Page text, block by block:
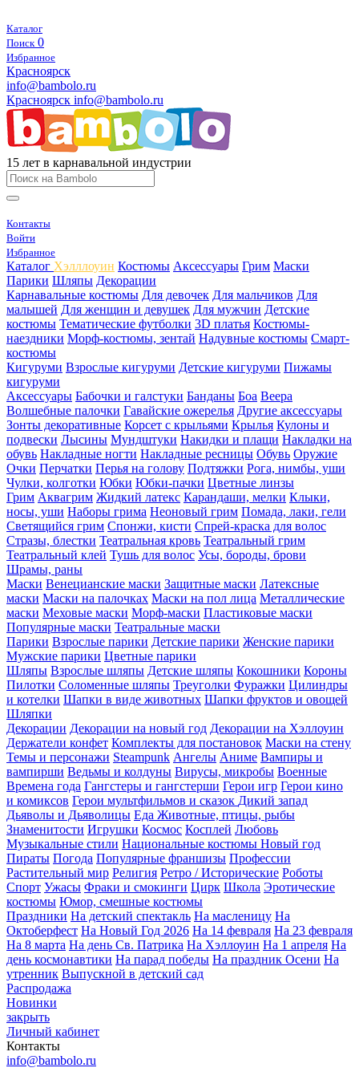
Каталог
Поиск 0
Избранное
Красноярск
info@bambolo.ru
Красноярск info@bambolo.ru
15 лет в карнавальной индустрии
Контакты
Войти
Избранное
Каталог Хэлллоуин Костюмы Аксессуары Грим Маски
Парики Шляпы Декорации
Карнавальные костюмы Для девочек Для мальчиков Для
малышей Для женщин и девушек Для мужчин Детские
костюмы Тематические футболки 3D платья Костюмы-
наездники Морф-костюмы, зентай Надувные костюмы Смарт-
костюмы
Кигуруми Взрослые кигуруми Детские кигуруми Пижамы
кигуруми
Аксессуары Бабочки и галстуки Банданы Боа Веера
Волшебные палочки Гавайские ожерелья Другие аксессуары
Зонты декоративные Корсет с крыльями Крылья Кулоны и
подвески Лысины Мундштуки Накидки и плащи Накладки на
обувь Накладные ногти Накладные ресницы Обувь Оружие
Очки Перчатки Перья на голову Подтяжки Рога, нимбы, уши
Чулки, колготки Юбки Юбки-пачки Цветные линзы
Грим Аквагрим Жидкий латекс Карандаши, мелки Клыки,
носы, уши Наборы грима Неоновый грим Помада, лаки, гели
Светящийся грим Спонжи, кисти Спрей-краска для волос
Стразы, блестки Театральная кровь Театральный грим
Театральный клей Тушь для волос Усы, бороды, брови
Шрамы, раны
Маски Венецианские маски Защитные маски Латексные
маски Маски на палочках Маски на пол лица Металлические
маски Меховые маски Морф-маски Пластиковые маски
Популярные маски Театральные маски
Парики Взрослые парики Детские парики Женские парики
Мужские парики Цветные парики
Шляпы Взрослые шляпы Детские шляпы Кокошники Короны
Пилотки Соломенные шляпы Треуголки Фуражки Цилиндры
и котелки Шапки в виде животных Шапки фруктов и овощей
Шляпки
Декорации Декорации на новый год Декорации на Хэллоуин
Держатели конфет Комплекты для постановок Маски на стену
Темы и персонажи Steampunk Ангелы Аниме Вампиры и
вампирши Ведьмы и колдуны Вирусы, микробы Военные
Времена года Гангстеры и гангстерши Герои игр Герои кино
и комиксов Герои мультфильмов и сказок Дикий запад
Дьяволы и Дьяволицы Еда Животные, птицы, рыбы
Знаменитости Игрушки Космос Косплей Любовь
Музыкальные стили Национальные костюмы Новый год
Пираты Погода Популярные франшизы Профессии
Растительный мир Религия Ретро / Исторические Роботы
Спорт Ужасы Фраки и смокинги Цирк Школа Эротические
костюмы Юмор, смешные костюмы
Праздники На детский спектакль На масленицу На
Октоберфест На Новый Год 2026 На 14 февраля На 23 февраля
На 8 марта На день Св. Патрика На Хэллоуин На 1 апреля На
день космонавтики На парад победы На праздник Осени На
утренник Выпускной в детский сад
Распродажа
Новинки
закрыть
Личный кабинет
Контакты
info@bambolo.ru